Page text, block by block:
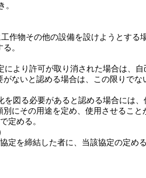
作物その他の設備を設けようとする
。
により許可が取り消された場合は、
ないと認める場合は、この限りでな
図る必要があると認める場合には
にその用途を定め、使用させること
定める。
定を締結した者に、当該協定の定め